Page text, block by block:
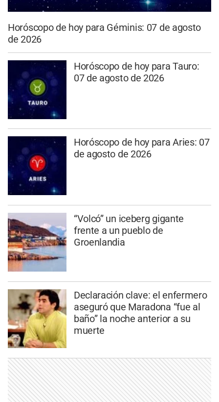
Horóscopo de hoy para Géminis: 07 de agosto
de 2026
Horóscopo de hoy para Tauro:
07 de agosto de 2026
Horóscopo de hoy para Aries: 07
de agosto de 2026
“Volcó” un iceberg gigante
frente a un pueblo de
Groenlandia
Declaración clave: el enfermero
aseguró que Maradona “fue al
baño” la noche anterior a su
muerte